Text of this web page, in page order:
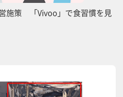
施策 「Vivoo」で食習慣を見